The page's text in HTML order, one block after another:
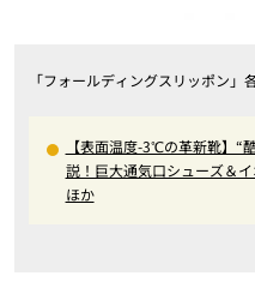
「フォールディングスリッポン」
【表面温度-3℃の革新靴】“
説！巨大通気口シューズ＆
ほか